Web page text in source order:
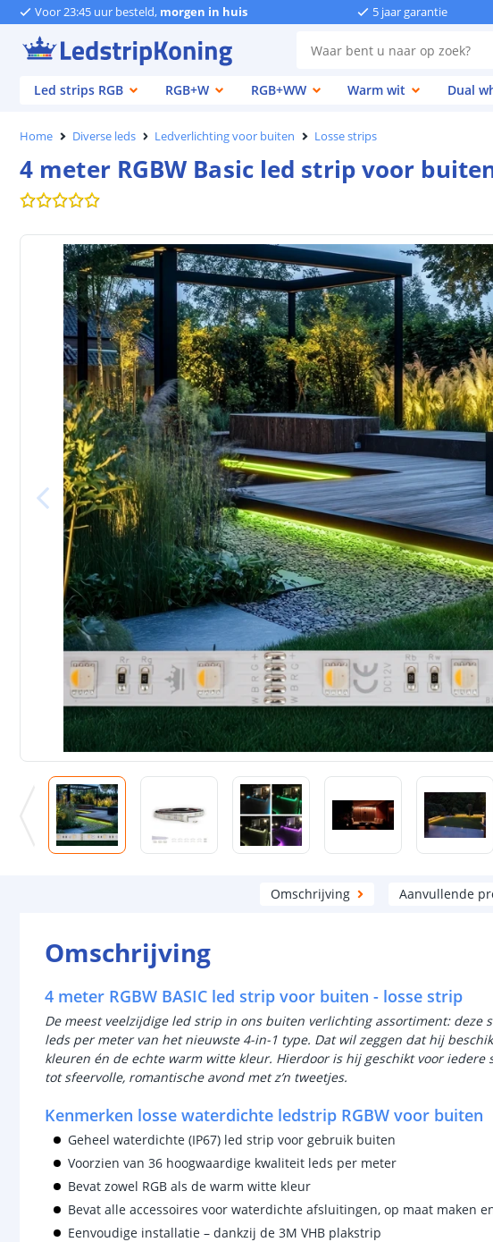
Voor 23:45 uur besteld, morgen in huis 5 jaar garantie
Led strips RGB
RGB+W RGB+WW Warm wit Dual
Home Diverse leds Ledverlichting voor buiten Losse strips
4 meter RGBW Basic led strip voor
Omschrijving Aanvullende
Omschrijving
4 meter RGBW BASIC led strip voor buiten - losse strip
De meest veelzijdige led strip in ons buiten verlichting assortiment: deze
leds per meter van het nieuwste 4-in-1 type. Dat wil zeggen dat hij
kleuren én de echte warm witte kleur. Hierdoor is hij geschikt voor iedere
tot sfeervolle, romantische avond met z’n tweetjes.
Kenmerken losse waterdichte ledstrip RGBW voor buiten
Geheel waterdichte (IP67) led strip voor gebruik buiten
Voorzien van 36 hoogwaardige kwaliteit leds per meter
Bevat zowel RGB als de warm witte kleur
Bevat alle accessoires voor waterdichte afsluitingen, op maat maken
Eenvoudige installatie – dankzij de 3M VHB plakstrip